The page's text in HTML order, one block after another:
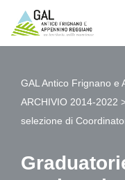
Vai
GAL Antico Frignano e
ARCHIVIO 2014-2022
selezione di